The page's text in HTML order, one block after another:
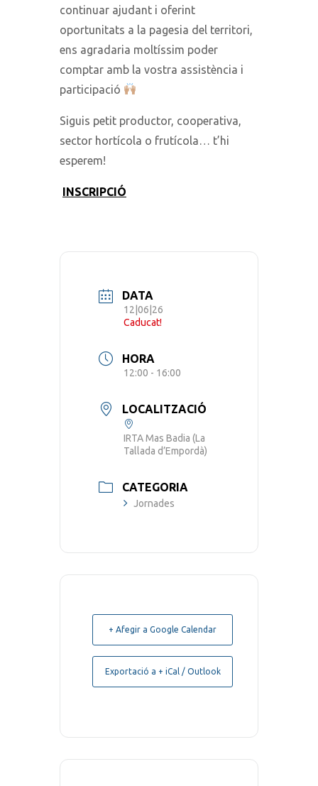
continuar ajudant i oferint
oportunitats a la pagesia del territori,
ens agradaria moltíssim poder
comptar amb la vostra assistència i
participació
Siguis petit productor, cooperativa,
sector hortícola o frutícola… t’hi
esperem!
INSCRIPCIÓ
DATA
12|06|26
Caducat!
HORA
12:00 - 16:00
LOCALITZACIÓ
IRTA Mas Badia (La
Tallada d’Empordà)
CATEGORIA
Jornades
+ Afegir a Google Calendar
Exportació a + iCal / Outlook